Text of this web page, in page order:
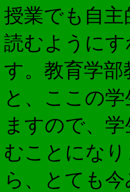
授業でも自
読むように
す。教育学
と、ここの
ますので、
むことにな
ら、とても